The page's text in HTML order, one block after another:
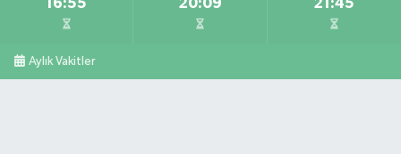
16:55 20:09 21:45
Aylık Vakitler